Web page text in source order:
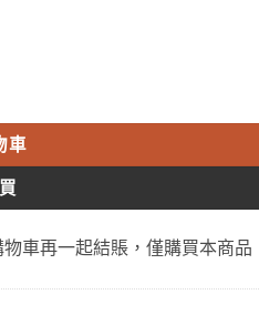
車
車再一起結賬，僅購買本商品